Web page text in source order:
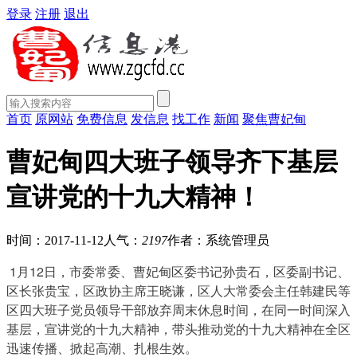
登录 注册 退出
首页 原网站 免费信息 发信息 找工作 新闻 聚焦曹妃甸
曹妃甸四大班子领导齐下基层
宣讲党的十九大精神！
时间：2017-11-12 人气： 2197作者：系统管理员
1月12日，市委常委、曹妃甸区委书记孙贵石，区委副书记、
区长张贵宝，区政协主席王晓谦，区人大常委会主任韩建民等
区四大班子党员领导干部放弃周末休息时间，在同一时间深入
基层，宣讲党的十九大精神，带头推动党的十九大精神在全区
迅速传播、掀起高潮、扎根生效。